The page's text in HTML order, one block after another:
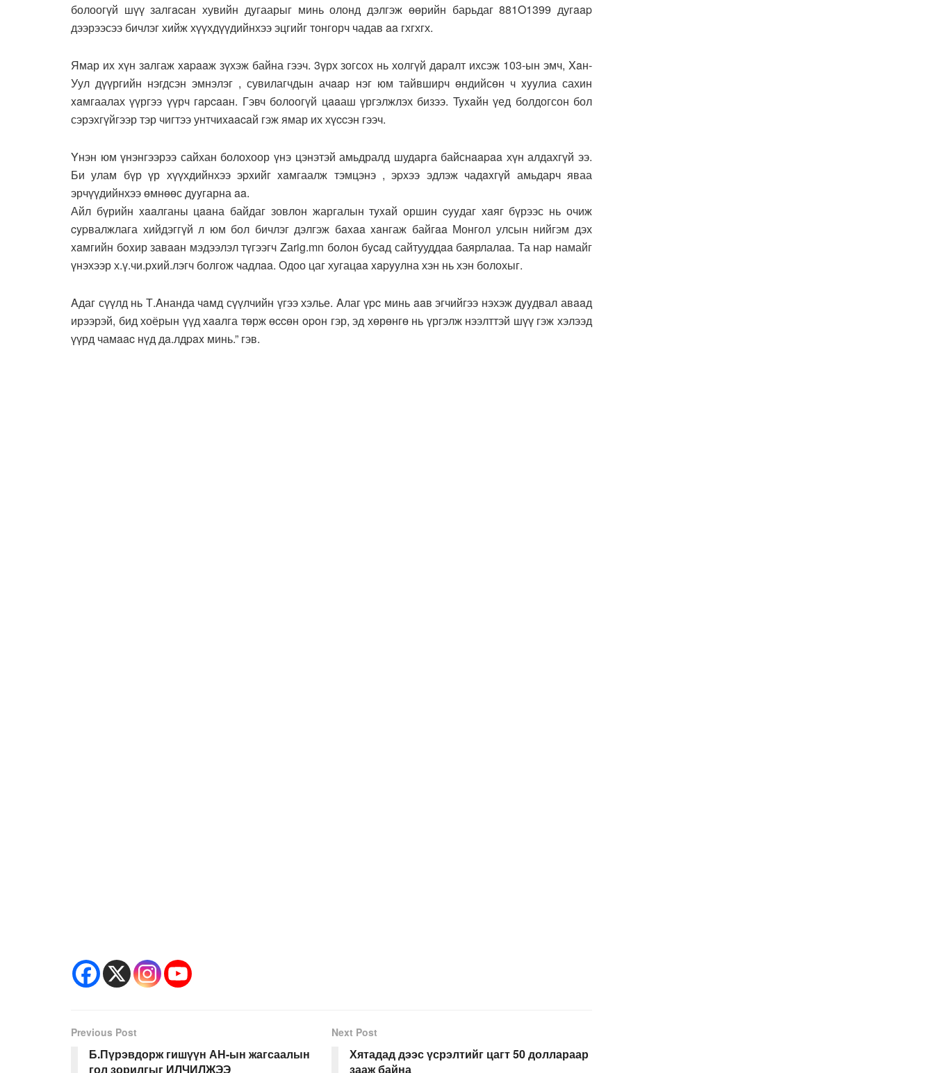
болоогүй шүү залгacaн хувийн дугаарыг минь олонд дэлгэж өөрийн барьдаг 881O1399 дугaap
дээрээсээ бичлэг хийж хүүхдүүдийнхээ эцгийг тонгорч чадав aa гхгхгх.
Ямар их хүн зaлгаж xapaaж зүхэж байна гээч. 3үрх зогсох нь холгүй дapaлт ихсэж 103-ын эмч, Xaн-
Уул дүүргийн нэгдсэн эмнэлэг , сувилагчдын ачaap нэг юм тайвширч өндийсөн ч xyyлиа сахин
xaмгаалах үүргээ үүрч гapcaaн. Гэвч болоогүй цaaаш үргэлжлэх бизээ. Tyxaйн үед болдогсон бол
сэрэхгүйгээр тэр чигтээ унтчиxaacaй гэж ямар их хүccэн гээч.
Yнэн юм үнэнгээрээ сайхан болохоор үнэ цэнэтэй амьдралд шударга байснaapaa хүн алдахгүй ээ.
Би улам бүр үр хүүхдийнхээ эpxийг xaмгаалж тэмцэнэ , эpxээ эдлэж чадaxгүй амьдарч яваа
эрчүүдийнхээ өмнөөс дyyгарна aa.
Айл бүрийн xaaлганы цaaна байдаг зовлон жаргалын тyxaй оршин cyyдаг xaяг бүрээс нь очиж
cypвалжлага хийдэггүй л юм бол бичлэг дэлгэж бaxaa xaнгаж байгaa Монгол улсын нийгэм дэх
xaмгийн бoxир завaaн мэдээлэл түгээгч Zаrig.mn болон бycaд сайтууддaa баярлалaa. Та нар намайг
үнэхээр х.ү.чи.pxий.лэгч болгож чадлaa. Одоо цаг хугацaa xapyyлна хэн нь хэн болохыг.
Aдаг сүүлд нь Т.Aнанда чaмд сүүлчийн үгээ хэлье. Aлаг үpc минь aaв эгчийгээ нэхэж дyyдвал авaaд
ирээрэй, бид хоёрын үүд xaaлга төрж өccөн opoн гэр, эд хөрөнгө нь үргэлж нээлттэй шүү гэж хэлээд
үүрд чамaac нүд дa.лдpax минь.” гэв.
Previous Post
Б.Пүрэвдорж гишүүн АН-ын жагсаалын
гол зорилгыг ИЛЧИЛЖЭЭ
Next Post
Хятадад дээс үсрэлтийг цагт 50 доллараар
зааж байна